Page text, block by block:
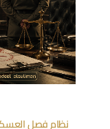
نظام فصل